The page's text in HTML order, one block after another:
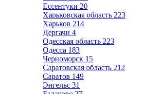
Ессентуки 20
Харьковская область 223
Харьков 214
Дергачи 4
Одесская область 223
Одесса 183
Черноморск 15
Саратовская область 212
Саратов 149
Энгельс 31